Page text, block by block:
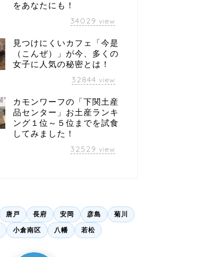
をあなたにも！
34029 view
見つけにくいカフェ「今是
（こんぜ）」が今、多くの
女子に人気の秘密とは！
32844 view
カモンワーフの「下関土産
品センター」お土産ランキ
ング１位～５位までを試食
してみました！
32529 view
唐戸 長府 安岡 彦島 菊川
小倉南区 八幡 若松